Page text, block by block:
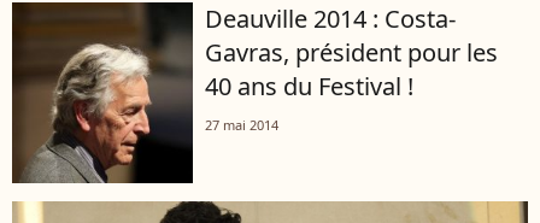
Deauville 2014 : Costa-
Gavras, président pour les
40 ans du Festival !
27 mai 2014